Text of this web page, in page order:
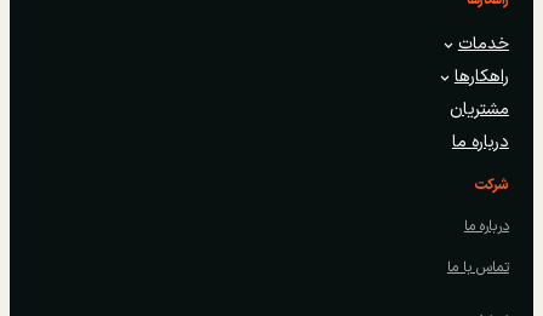
خدمات
راهکارها
مشتریان
درباره ما
شرکت
درباره ما
تماس با ما